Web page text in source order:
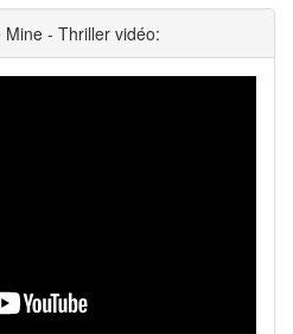
Mine - Thriller vidéo: